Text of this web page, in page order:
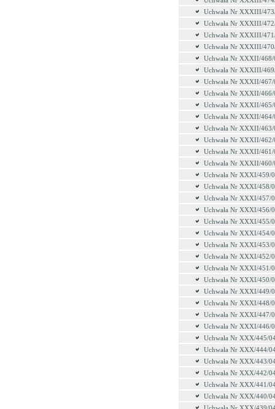
Uchwała Nr XXXIII/
Uchwała Nr XXXIII/
Uchwała Nr XXXIII/
Uchwała Nr XXXIII/
Uchwała Nr XXXII/468/
Uchwała Nr XXXIII/
Uchwała Nr XXXII/467/
Uchwała Nr XXXII/466/
Uchwała Nr XXXII/465/
Uchwała Nr XXXII/464/
Uchwała Nr XXXII/463/
Uchwała Nr XXXII/462/
Uchwała Nr XXXII/461/
Uchwała Nr XXXII/460/
Uchwała Nr XXXI/459/
Uchwała Nr XXXI/458/
Uchwała Nr XXXI/457/
Uchwała Nr XXXI/456/
Uchwała Nr XXXI/455/
Uchwała Nr XXXI/454/
Uchwała Nr XXXI/453/
Uchwała Nr XXXI/452/
Uchwała Nr XXXI/451/
Uchwała Nr XXXI/450/
Uchwała Nr XXXI/449/
Uchwała Nr XXXI/448/
Uchwała Nr XXXI/447/
Uchwała Nr XXXI/446/
Uchwała Nr XXX/445/
Uchwała Nr XXX/444/
Uchwała Nr XXX/443/
Uchwała Nr XXX/442/
Uchwała Nr XXX/441/
Uchwała Nr XXX/440/